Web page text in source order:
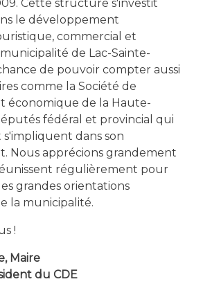
Cette structure s'investit
le développement
commercial et
de Lac-Sainte-
de pouvoir compter aussi
comme la Société de
économique de la Haute-
fédéral et provincial qui
s'impliquent dans son
Nous apprécions grandement
régulièrement pour
grandes orientations
la municipalité.
!
Maire
du CDE